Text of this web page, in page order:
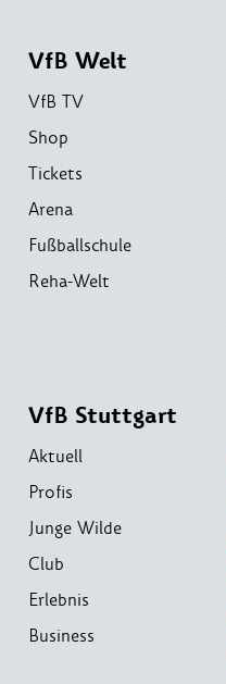
VfB Welt
VfB TV
Shop
Tickets
Arena
Fußballschule
Reha-Welt
VfB Stuttgart
Aktuell
Profis
Junge Wilde
Club
Erlebnis
Business